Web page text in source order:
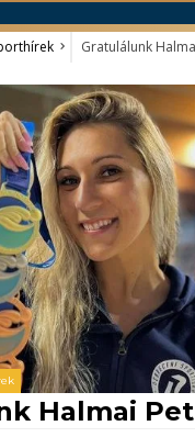
Gratulálunk
Halmai